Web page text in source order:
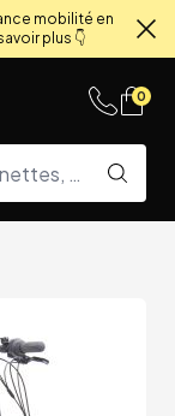
mobilité en
plus 👇
0